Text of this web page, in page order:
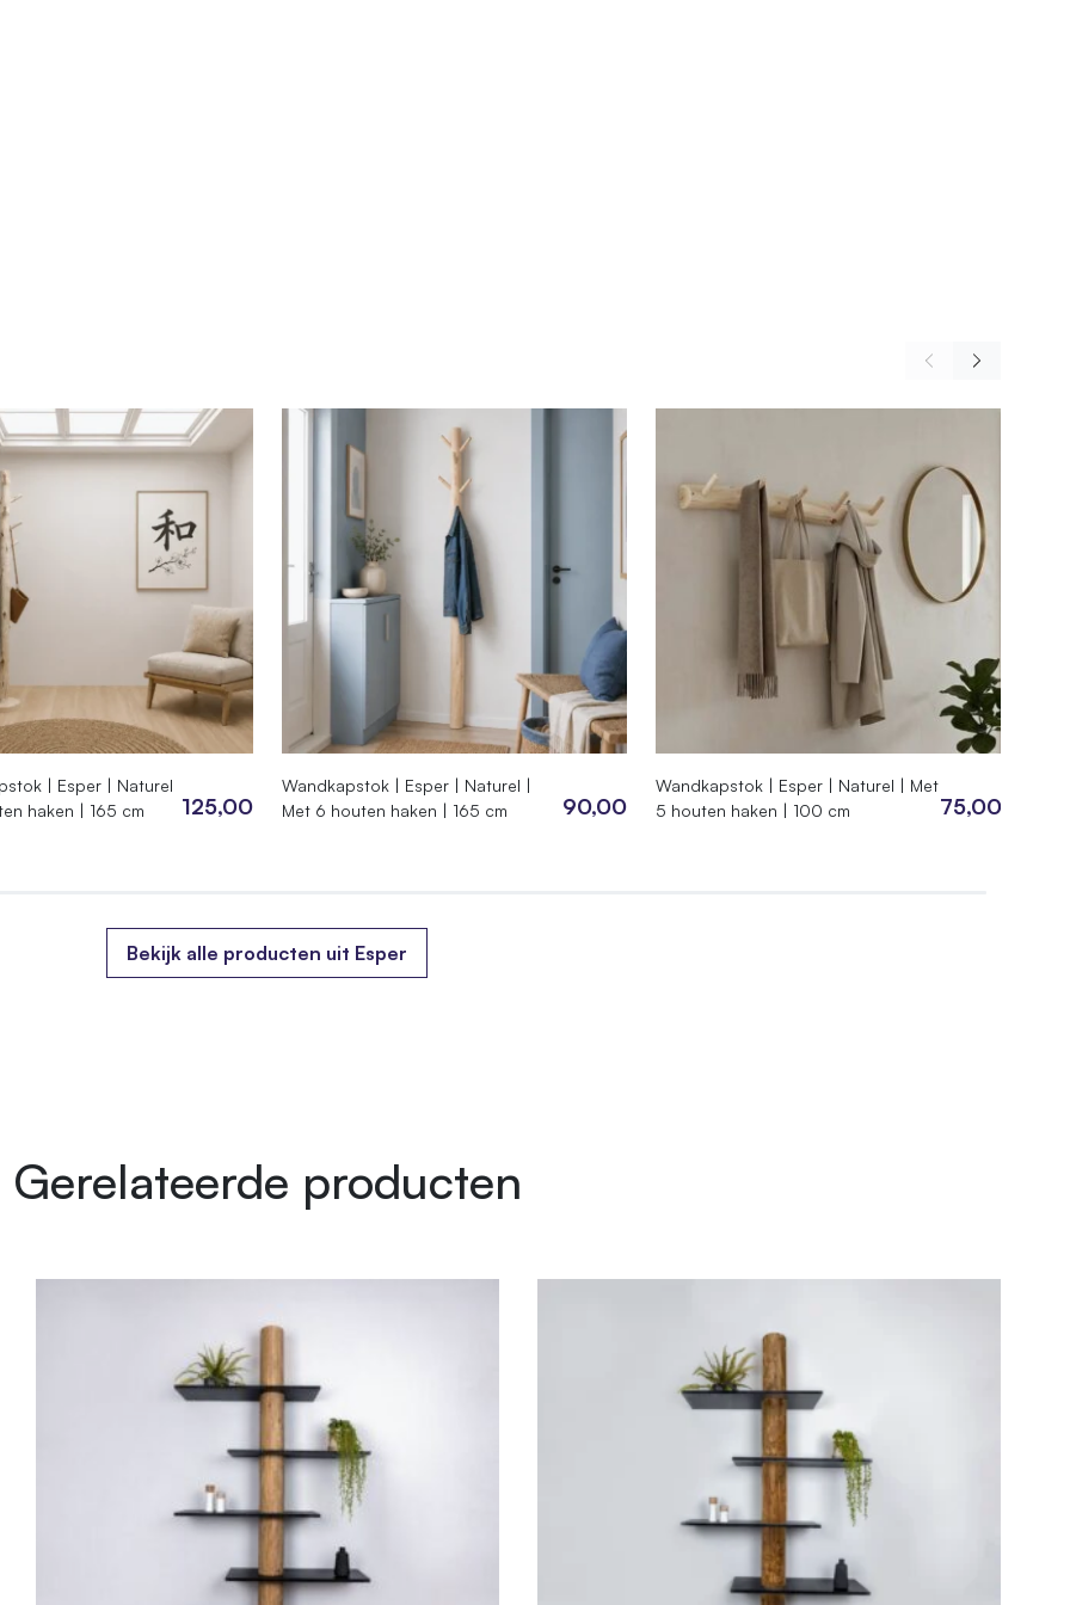
Onbehandeld
| Esper | Naturel
haken | 165 cm
125,00
Wandkapstok | Esper | Naturel |
Met 6 houten haken | 165 cm
90,00
Wandkapstok | Esper | Naturel | Met
5 houten haken | 100 cm
75,00
Bekijk alle producten uit Esper
Gerelateerde producten